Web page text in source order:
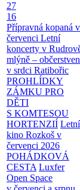
27
16
Přípravná kopaná v
červenci Letní
koncerty v
mlýně –
v srdci Ratibořic
PROHLÍDKY
ZÁMKU PRO
DĚTI
S KOMTESOU
HORTENZIÍ Letní
kino Rozkoš v
červenci 2026
POHÁDKOVÁ
CESTA Luxfer
Open Space